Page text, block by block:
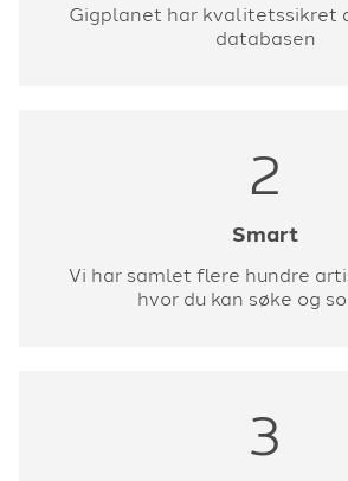
Gigplanet har kvalitetssikret
databasen
2
Smart
Vi har samlet flere hundre
hvor du kan søke og
3